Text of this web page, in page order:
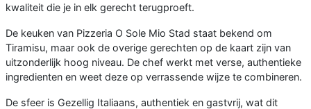
kwaliteit die je in elk gerecht terugproeft.
De keuken van Pizzeria O Sole Mio Stad staat bekend om
Tiramisu, maar ook de overige gerechten op de kaart zijn van
uitzonderlijk hoog niveau. De chef werkt met verse, authentieke
ingredienten en weet deze op verrassende wijze te combineren.
De sfeer is Gezellig Italiaans, authentiek en gastvrij, wat dit